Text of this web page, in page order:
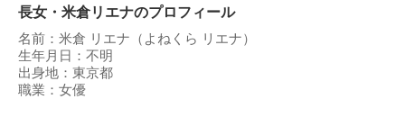
長女・米倉リエナのプロフィール
名前：米倉 リエナ（よねくら リエナ）
生年月日：不明
出身地：東京都
職業：女優